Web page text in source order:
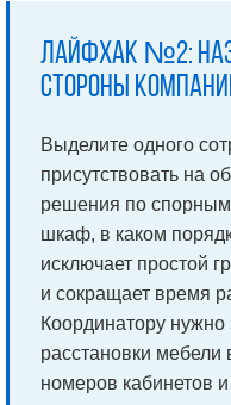
Лайфхак №2:
стороны
Выделите одного
присутствовать на
решения по спорным
шкаф, в каком
исключает простой
и сокращает время
Координатору нужно
расстановки
номеров кабинетов